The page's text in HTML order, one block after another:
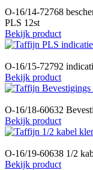
O-16/14-72768
PLS 12st
Bekijk product
O-16/15-72792
Bekijk product
O-16/18-60632
Bekijk product
O-16/19-60638 1/2
Bekijk product